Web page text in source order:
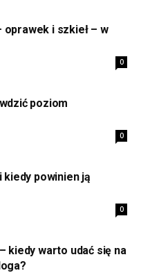
i szkieł – w
0
poziom
0
kiedy powinien ją
0
kiedy warto udać się na